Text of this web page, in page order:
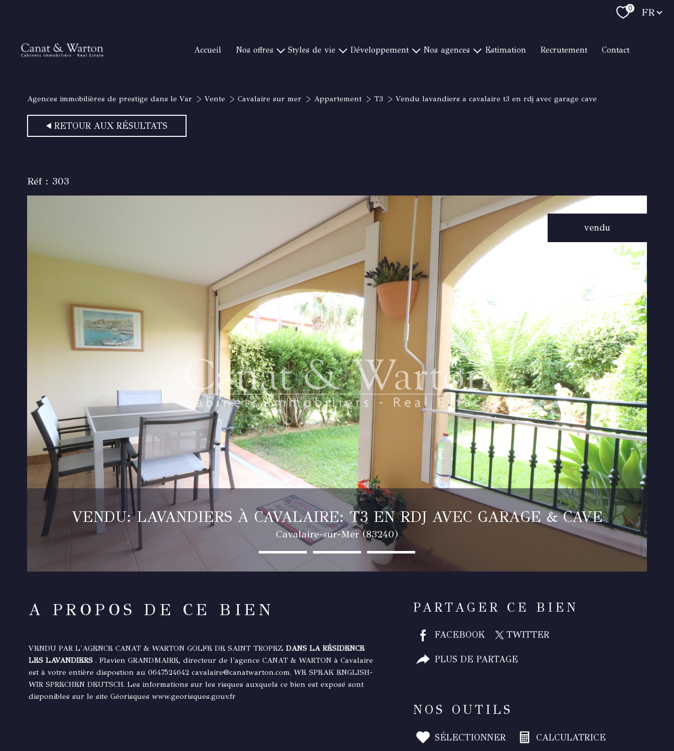
0 Langue
FR
accueil nos offres
BORMES ET SA RÉGION
styles de vie
VUE MER EXCEPTIONNELLE
développement
NOS IMPLANTATIONS
nos agences
CANAT & WARTON ST RAPHAËL LES GOLFS
estimation recrutement contact
Agences immobilières de prestige dans le Var Vente Cavalaire sur mer Appartement T3 Vendu lavandiers a cavalaire t3 en rdj avec garage cave
RETOUR AUX RÉSULTATS
Réf : 303
vendu
VENDU: LAVANDIERS À CAVALAIRE: T3 EN RDJ AVEC GARAGE & CAVE
Cavalaire-sur-Mer (83240)
A PROPOS DE CE BIEN
VENDU PAR L'AGENCE CANAT & WARTON GOLFE DE SAINT TROPEZ DANS LA RÉSIDENCE
LES LAVANDIERS . Flavien GRANDMAIRE, directeur de l'agence CANAT & WARTON à Cavalaire
est à votre entière dispostion au 0647524642 cavalaire@canatwarton.com. WE SPEAK ENGLISH-
WIR SPRECHEN DEUTSCH. Les informations sur les risques auxquels ce bien est exposé sont
disponibles sur le site Géorisques www.georisques.gouv.fr
PARTAGER CE BIEN
FACEBOOK TWITTER
PLUS DE PARTAGE
NOS OUTILS
SÉLECTIONNER
CALCULATRICE